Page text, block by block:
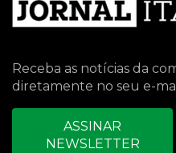
Receba as notícias da
diretamente no seu e-
ASSINAR
NEWSLETTER